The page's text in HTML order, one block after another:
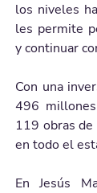
los niveles
les permite
y continuar
Con una
496
119 obras
en todo el
En Jesús